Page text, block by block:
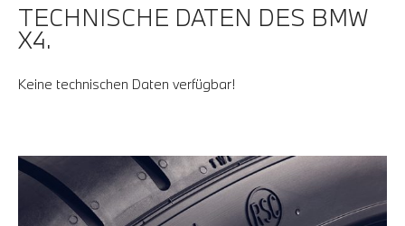
TECHNISCHE DATEN DES BMW
X4.
Keine technischen Daten verfügbar!